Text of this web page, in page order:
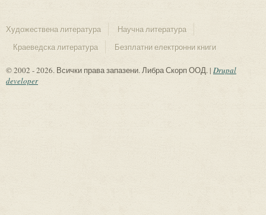
Художествена литература
Научна литература
Краеведска литература
Безплатни електронни книги
© 2002 - 2026. Всички права запазени. Либра Скорп ООД. | Drupal
developer